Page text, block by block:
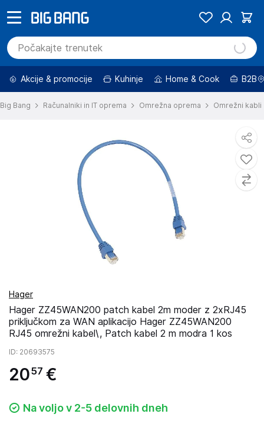
Akcije & promocije Kuhinje Home & Cook B2B
Big Bang Računalniki in IT oprema Omrežna oprema Omrežni kabli
Hager
Hager ZZ45WAN200 patch kabel 2m moder z 2xRJ45
priključkom za WAN aplikacijo Hager ZZ45WAN200
RJ45 omrežni kabel\, Patch kabel 2 m modra 1 kos
ID: 20693575
2057 €
Na voljo v 2-5 delovnih dneh